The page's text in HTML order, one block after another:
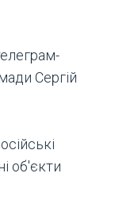
Сергій
об'єкти